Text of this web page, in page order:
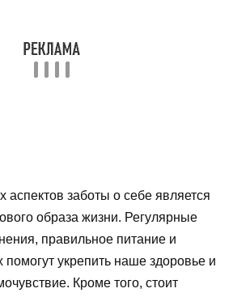
заботы о себе является
образа жизни. Регулярные
правильное питание и
помогут укрепить наше здоровье и
Кроме того, стоит